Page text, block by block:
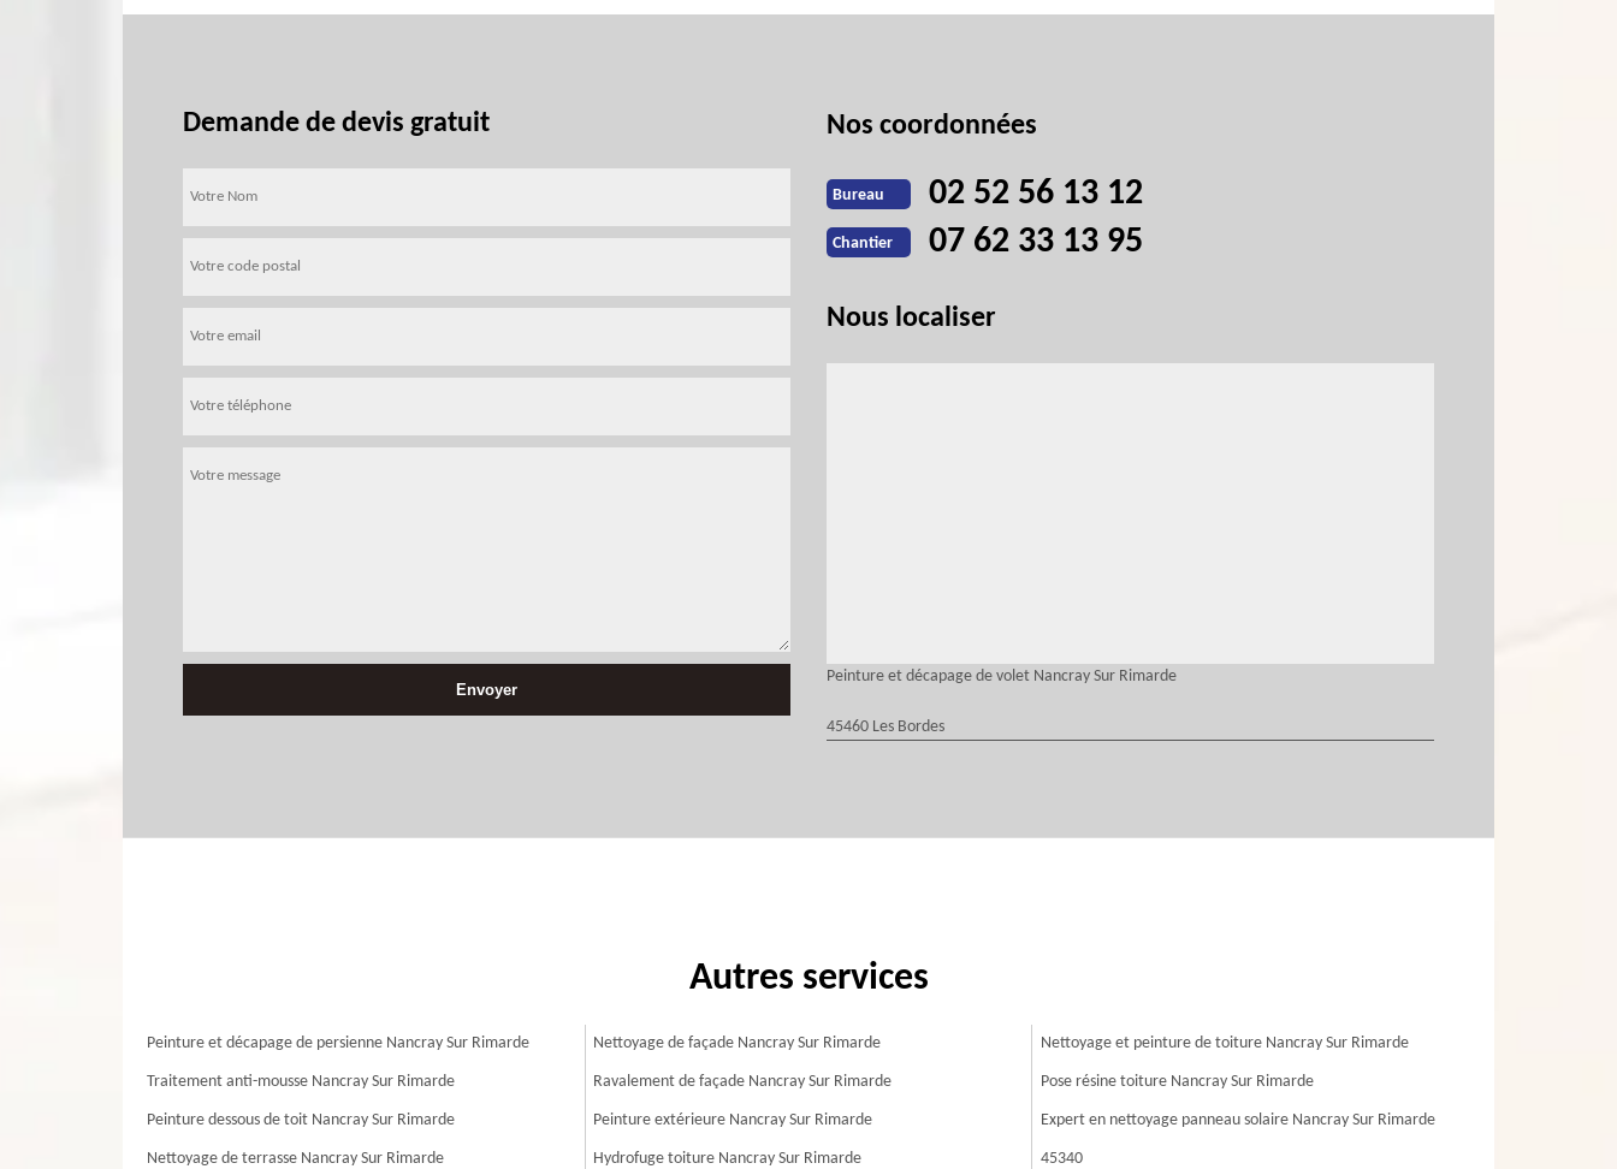
Demande de devis gratuit Nos coordonnées
Bureau 02 52 56 13 12
Chantier 07 62 33 13 95
Nous localiser
Peinture et décapage de volet Nancray Sur Rimarde
45460 Les Bordes
Autres services
Peinture et décapage de persienne Nancray Sur Rimarde
Traitement anti-mousse Nancray Sur Rimarde
Peinture dessous de toit Nancray Sur Rimarde
Nettoyage de terrasse Nancray Sur Rimarde
Nettoyage de façade Nancray Sur Rimarde
Ravalement de façade Nancray Sur Rimarde
Peinture extérieure Nancray Sur Rimarde
Hydrofuge toiture Nancray Sur Rimarde
Nettoyage et peinture de toiture Nancray Sur Rimarde
Pose résine toiture Nancray Sur Rimarde
Expert en nettoyage panneau solaire Nancray Sur Rimarde
45340